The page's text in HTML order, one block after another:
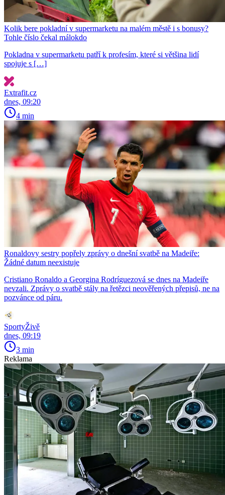
Kolik bere pokladní v supermarketu na malém městě i s bonusy?
Tohle číslo čekal málokdo
Pokladna v supermarketu patří k profesím, které si většina lidí
spojuje s […]
Extrafit.cz
dnes, 09:20
4 min
Ronaldovy sestry popřely zprávy o dnešní svatbě na Madeiře:
Žádné datum neexistuje
Cristiano Ronaldo a Georgina Rodríguezová se dnes na Madeiře
nevzali. Zprávy o svatbě stály na řetězci neověřených přepisů, ne na
pozvánce od páru.
SportyŽivě
dnes, 09:19
3 min
Reklama